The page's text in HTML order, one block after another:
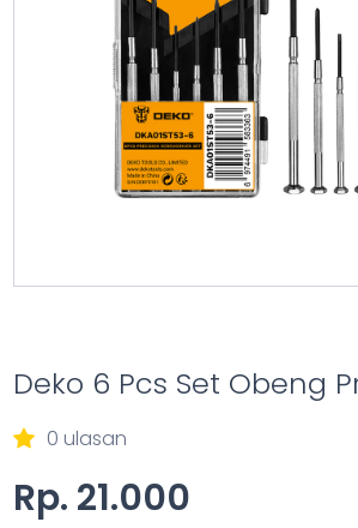
Deko 6 Pcs Set Obeng
0 ulasan
Rp. 21.000